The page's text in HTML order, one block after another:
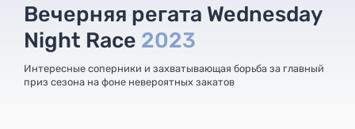
Вечерняя регата Wednesday
Night Race 2023
Интересные соперники и захватывающая борьба за главный
приз сезона на фоне невероятных закатов